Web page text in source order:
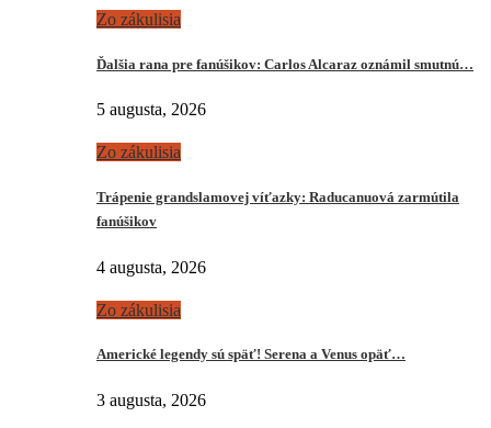
Zo zákulisia
Ďalšia rana pre fanúšikov: Carlos Alcaraz oznámil smutnú…
5 augusta, 2026
Zo zákulisia
Trápenie grandslamovej víťazky: Raducanuová zarmútila
fanúšikov
4 augusta, 2026
Zo zákulisia
Americké legendy sú späť! Serena a Venus opäť…
3 augusta, 2026